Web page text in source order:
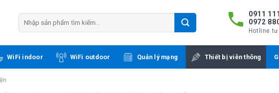
kiếm:
0911
0972
Hotline tư
WiFi indoor WiFi outdoor Quản lý mạng Thiết bị viễn thông